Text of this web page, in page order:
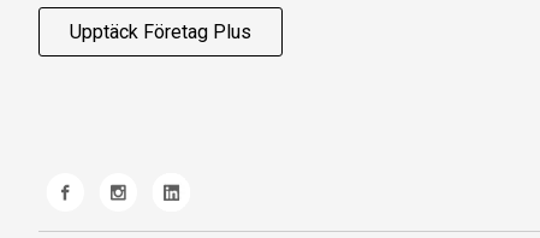
Upptäck Företag Plus